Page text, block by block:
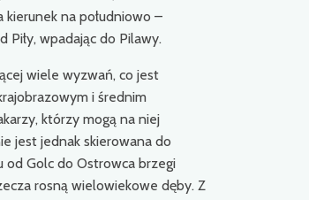
kierunek na południowo –
Piły, wpadając do Pilawy.
wiele wyzwań, co jest
i średnim
którzy mogą na niej
jest jednak skierowana do
od Golc do Ostrowca brzegi
rosną wielowiekowe dęby. Z